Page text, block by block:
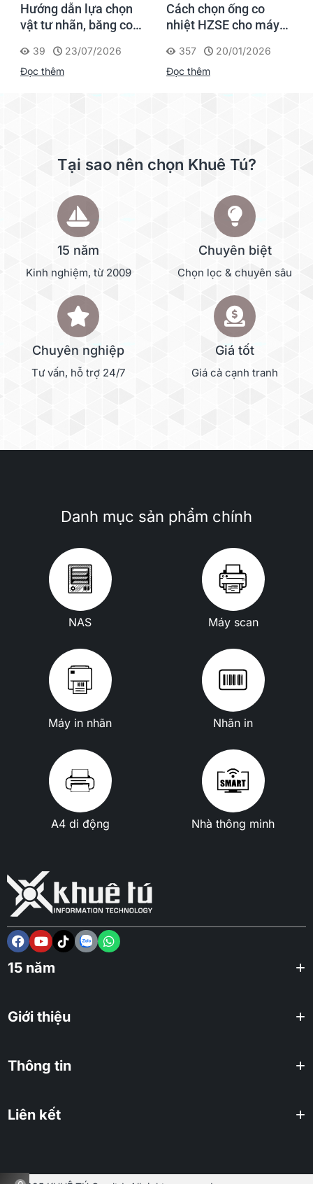
Hướng dẫn lựa chọn
vật tư nhãn, băng co
Supvan G15M Pro
39
23/07/2026
Đọc thêm
Cách chọn ống co
nhiệt HZSE cho máy in
357
20/01/2026
Đọc thêm
Tại sao nên chọn Khuê Tú?
15 năm
Kinh nghiệm, từ 2009
Chuyên biệt
Chọn lọc & chuyên sâu
Chuyên nghiệp
Tư vấn, hỗ trợ 24/7
Giá tốt
Giá cả cạnh tranh
Danh mục sản phẩm chính
NAS Máy scan
Máy in nhãn Nhãn in
A4 di động Nhà thông minh
15 năm
Giới thiệu
Thông tin
Liên kết